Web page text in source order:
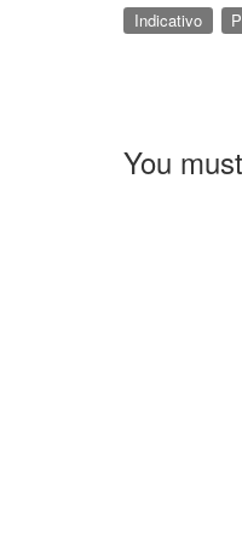
Indicativo
You